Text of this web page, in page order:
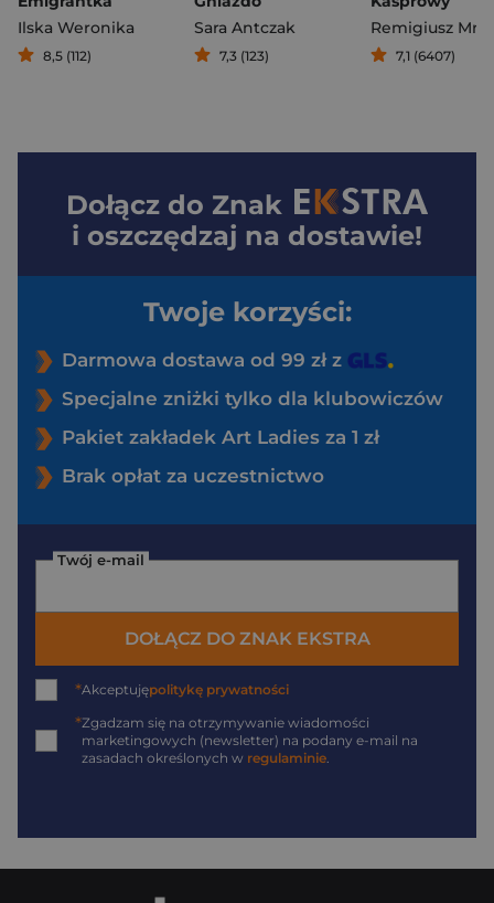
Ilska Weronika
8,5 (112)
Sara Antczak
7,3 (123)
Remigiusz
7,1 (6407)
Dołącz do Znak
i oszczędzaj na dostawie!
Twoje korzyści:
Darmowa dostawa od 99 zł z
Specjalne zniżki tylko dla klubowiczów
Pakiet zakładek Art Ladies za 1 zł
Brak opłat za uczestnictwo
Twój e-mail
DOŁĄCZ DO ZNAK EKSTRA
*Akceptujępolitykę prywatności
*Zgadzam się na otrzymywanie wiadomości
marketingowych (newsletter) na podany e-mail na
zasadach określonych w regulaminie